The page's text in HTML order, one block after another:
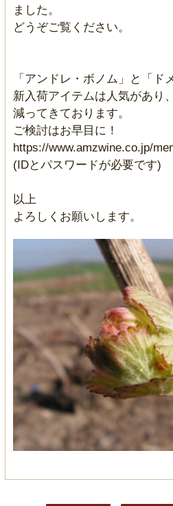
ました。
どうぞご覧ください。
「アンドレ・ボノム」と「ド
新入荷アイテムは人気があり
減ってきております。
ご検討はお早目に！
https://www.amzwine.co.jp/
(IDとパスワードが必要です)
以上
よろしくお願いします。